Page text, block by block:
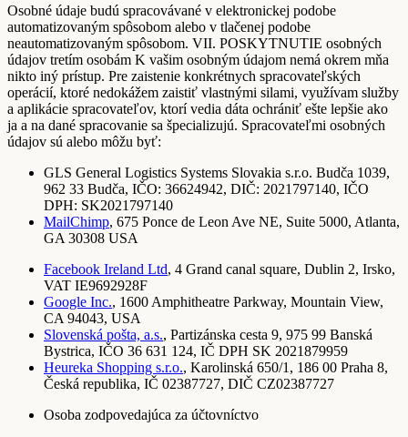
Osobné údaje budú spracovávané v elektronickej podobe
automatizovaným spôsobom alebo v tlačenej podobe
neautomatizovaným spôsobom. VII. POSKYTNUTIE osobných
údajov tretím osobám K vašim osobným údajom nemá okrem mňa
nikto iný prístup. Pre zaistenie konkrétnych spracovateľských
operácií, ktoré nedokážem zaistiť vlastnými silami, využívam služby
a aplikácie spracovateľov, ktorí vedia dáta ochrániť ešte lepšie ako
ja a na dané spracovanie sa špecializujú. Spracovateľmi osobných
údajov sú alebo môžu byť:
GLS General Logistics Systems Slovakia s.r.o. Budča 1039,
962 33 Budča, IČO: 36624942, DIČ: 2021797140, IČO
DPH: SK2021797140
MailChimp, 675 Ponce de Leon Ave NE, Suite 5000, Atlanta,
GA 30308 USA
Facebook Ireland Ltd, 4 Grand canal square, Dublin 2, Irsko,
VAT IE9692928F
Google Inc., 1600 Amphitheatre Parkway, Mountain View,
CA 94043, USA
Slovenská pošta, a.s., Partizánska cesta 9, 975 99 Banská
Bystrica, IČO 36 631 124, IČ DPH SK 2021879959
Heureka Shopping s.r.o., Karolinská 650/1, 186 00 Praha 8,
Česká republika, IČ 02387727, DIČ CZ02387727
Osoba zodpovedajúca za účtovníctvo